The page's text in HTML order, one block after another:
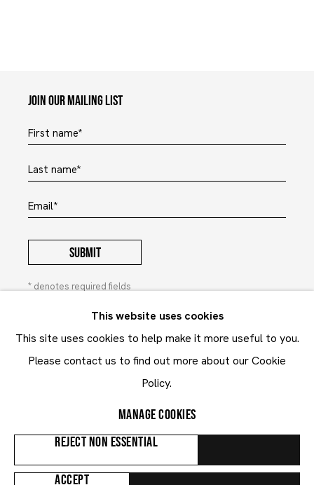
Join our mailing list
First name *
Last name *
Email *
SUBMIT
* denotes required fields
personal data you have supplied to communicate with you in
accordance with ourPrivacy Policy. You can unsubscribe or
emails. This site is protected by reCAPTCHA and the Google:
Terms of Service
Privacy Policy Contact
This website uses cookies
This site uses cookies to help make it more useful to you.
Please contact us to find out more about our Cookie
Policy.
MANAGE COOKIES
REJECT NON ESSENTIAL
ACCEPT